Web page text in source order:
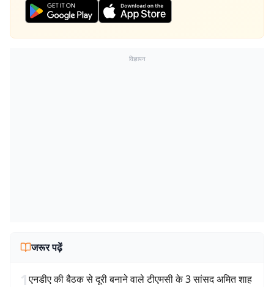
विज्ञापन
जरूर पढ़ें
1एनडीए की बैठक से दूरी बनाने वाले टीएमसी के 3 सांसद अमित शाह